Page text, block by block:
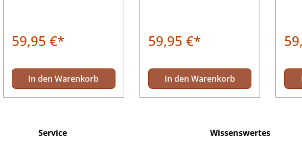
59,95 €*
In den Warenkorb
59,95 €*
In den Warenkorb
Service Wissenswertes